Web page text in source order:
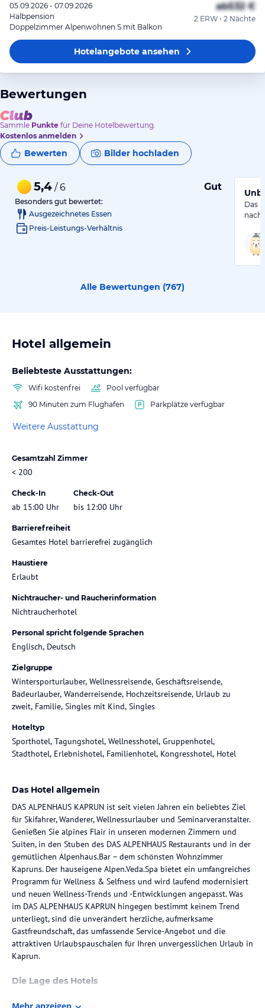
05.09.2026 - 07.09.2026
Halbpension
Doppelzimmer Alpenwohnen.S mit Balkon
ab532 €
2 ERW • 2 Nächte
Hotelangeboteansehen
Bewertungen
Sammle Punkte für Deine Hotelbewertung.
Kostenlos anmelden
Bewerten Bilder hochladen
5,4 / 6 Gut
Besonders gut bewertet:
Ausgezeichnetes Essen
Preis-Leistungs-Verhältnis
Das
nach
Alle Bewertungen (767)
Hotel allgemein
Beliebteste Ausstattungen:
Wifi kostenfrei
Pool verfügbar
90 Minuten zum Flughafen
Parkplätze verfügbar
Weitere Ausstattung
Gesamtzahl Zimmer
< 200
Check-In
ab 15:00 Uhr
Check-Out
bis 12:00 Uhr
Barrierefreiheit
Gesamtes Hotel barrierefrei zugänglich
Haustiere
Erlaubt
Nichtraucher- und Raucherinformation
Nichtraucherhotel
Personal spricht folgende Sprachen
Englisch, Deutsch
Zielgruppe
Wintersporturlauber, Wellnessreisende, Geschäftsreisende,
Badeurlauber, Wanderreisende, Hochzeitsreisende, Urlaub zu
zweit, Familie, Singles mit Kind, Singles
Hoteltyp
Sporthotel, Tagungshotel, Wellnesshotel, Gruppenhotel,
Stadthotel, Erlebnishotel, Familienhotel, Kongresshotel, Hotel
Das Hotel allgemein
DAS ALPENHAUS KAPRUN ist seit vielen Jahren ein beliebtes Ziel
für Skifahrer, Wanderer, Wellnessurlauber und Seminarveranstalter.
Genießen Sie alpines Flair in unseren modernen Zimmern und
Suiten, in den Stuben des DAS ALPENHAUS Restaurants und in der
gemütlichen Alpenhaus.Bar – dem schönsten Wohnzimmer
Kapruns. Der hauseigene Alpen.Veda.Spa bietet ein umfangreiches
Programm für Wellness & Selfness und wird laufend modernisiert
und neuen Wellness-Trends und -Entwicklungen angepasst. Was
im DAS ALPENHAUS KAPRUN hingegen bestimmt keinem Trend
unterliegt, sind die unverändert herzliche, aufmerksame
Gastfreundschaft, das umfassende Service-Angebot und die
attraktiven Urlaubspauschalen für Ihren unvergesslichen Urlaub in
Kaprun.
Die Lage des Hotels